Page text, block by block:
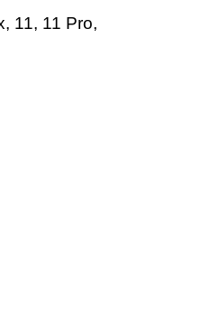
, 11, 11 Pro,